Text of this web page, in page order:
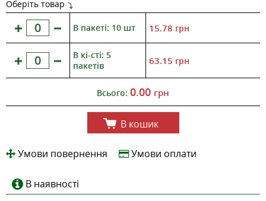
Оберіть товар
В пакеті: 10 шт 15.78 грн
В кі-сті: 5
пакетів
63.15 грн
Всього: 0.00 грн
В кошик
Умови повернення Умови оплати
В наявності